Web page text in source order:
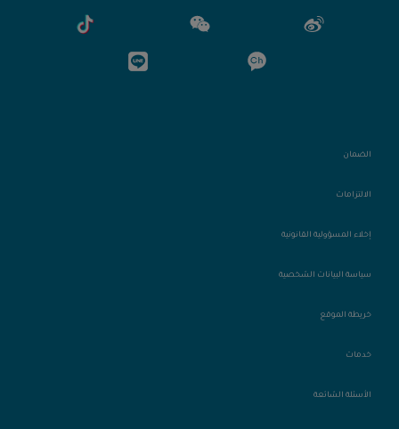
الضمان
الالتزامات
إخلاء المسؤولية القانونية
سياسة البيانات الشخصية
خريطة الموقع
خدمات
الأسئلة الشائعة